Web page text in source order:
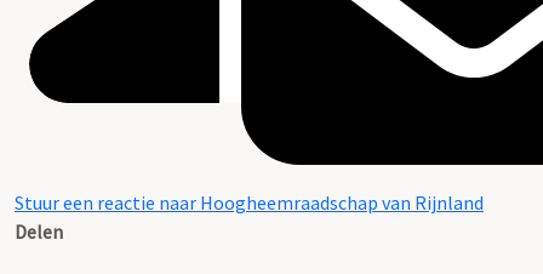
Stuur een reactie naar Hoogheemraadschap van Rijnland
Delen